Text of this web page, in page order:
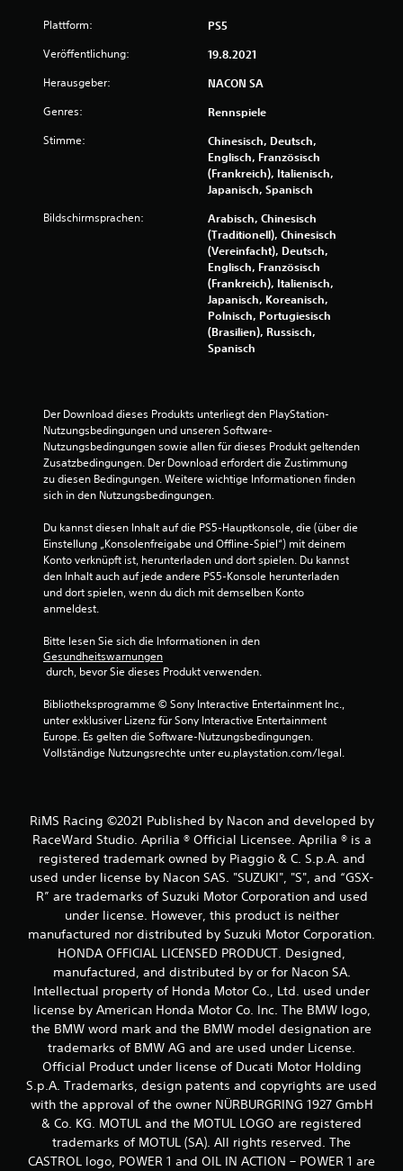
u
g
e
n
Plattform: PS5
Veröffentlichung: 19.8.2021
Herausgeber: NACON SA
Genres: Rennspiele
Stimme:
Chinesisch, Deutsch,
Englisch, Französisch
(Frankreich), Italienisch,
Japanisch, Spanisch
Bildschirmsprachen:
Arabisch, Chinesisch
(Traditionell), Chinesisch
(Vereinfacht), Deutsch,
Englisch, Französisch
(Frankreich), Italienisch,
Japanisch, Koreanisch,
Polnisch, Portugiesisch
(Brasilien), Russisch,
Spanisch
Der Download dieses Produkts unterliegt den PlayStation-
Nutzungsbedingungen und unseren Software-
Nutzungsbedingungen sowie allen für dieses Produkt geltenden
Zusatzbedingungen. Der Download erfordert die Zustimmung
zu diesen Bedingungen. Weitere wichtige Informationen finden
sich in den Nutzungsbedingungen.
Du kannst diesen Inhalt auf die PS5-Hauptkonsole, die (über die
Einstellung „Konsolenfreigabe und Offline-Spiel“) mit deinem
Konto verknüpft ist, herunterladen und dort spielen. Du kannst
den Inhalt auch auf jede andere PS5-Konsole herunterladen
und dort spielen, wenn du dich mit demselben Konto
anmeldest.
Bitte lesen Sie sich die Informationen in den
Gesundheitswarnungen
durch, bevor Sie dieses Produkt verwenden.
Bibliotheksprogramme © Sony Interactive Entertainment Inc.,
unter exklusiver Lizenz für Sony Interactive Entertainment
Europe. Es gelten die Software-Nutzungsbedingungen.
Vollständige Nutzungsrechte unter eu.playstation.com/legal.
RiMS Racing ©2021 Published by Nacon and developed by
RaceWard Studio. Aprilia ® Official Licensee. Aprilia ® is a
registered trademark owned by Piaggio & C. S.p.A. and
used under license by Nacon SAS. "SUZUKI", "S", and “GSX-
R” are trademarks of Suzuki Motor Corporation and used
under license. However, this product is neither
manufactured nor distributed by Suzuki Motor Corporation.
HONDA OFFICIAL LICENSED PRODUCT. Designed,
manufactured, and distributed by or for Nacon SA.
Intellectual property of Honda Motor Co., Ltd. used under
license by American Honda Motor Co. Inc. The BMW logo,
the BMW word mark and the BMW model designation are
trademarks of BMW AG and are used under License.
Official Product under license of Ducati Motor Holding
S.p.A. Trademarks, design patents and copyrights are used
with the approval of the owner NÜRBURGRING 1927 GmbH
& Co. KG. MOTUL and the MOTUL LOGO are registered
trademarks of MOTUL (SA). All rights reserved. The
CASTROL logo, POWER 1 and OIL IN ACTION – POWER 1 are